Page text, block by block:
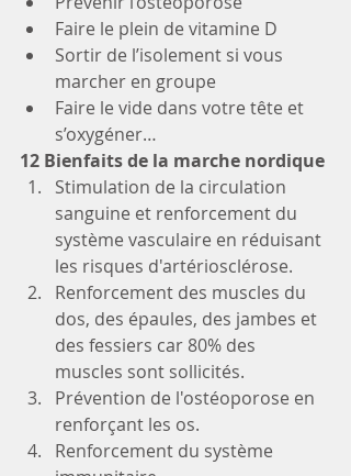
Faire le plein de vitamine D
Sortir de l’isolement si vous
marcher en groupe
Faire le vide dans votre tête et
s’oxygéner…
12 Bienfaits de la marche nordique
Stimulation de la circulation
sanguine et renforcement du
système vasculaire en réduisant
les risques d'artériosclérose.
Renforcement des muscles du
dos, des épaules, des jambes et
des fessiers car 80% des
muscles sont sollicités.
Prévention de l'ostéoporose en
renforçant les os.
Renforcement du système